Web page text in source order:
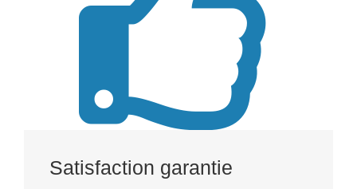
Satisfaction garantie